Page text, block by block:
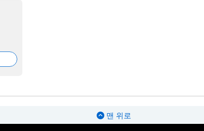
맨 위로